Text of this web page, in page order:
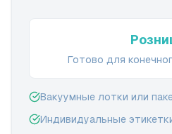
Готово для
Вакуумные лотки или
Индивидуальные